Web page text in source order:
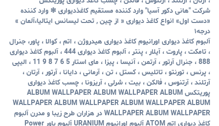
شرکت "هانی دکور آسیا" وارد کننده مستقیم کاغذدیواری ❇ وارد کننده
«دست اول» انواع کاغذ دیواری « از چین , تحت لیسانس ایتالیا،آلمان »
درجه۱
آلبوم کاغذ دیواری اورانیوم کاغذ دیواری هیدروژن ، اتم ، کوالا ، پاور، جنرال
، تامکت ، پاروت ، آیلار ، پنتر ، آلبوم کاغذ دیواری 444 ، آلبوم کاغذ دیواری
888 ، جنرال آرتور ، آرتمن ، آنیسا ، پیزا ، مای استار 5 6 7 8 9 11 ، الیپی
، پرنس ، تورنتو ، تاتلیس ، کستل ، تن ، آرمانی ، دایانا ، آرتور ، آرتان ،
آرتلند ، آرتنوس ، فالکن ، بیت ، شرلی ، آریزونا ، چسب کاغذ دیواری
پوریتکس ALBUM WALLPAPER ALBUM WALLPAPER ALBUM
WALLPAPER ALBUM WALLPAPER ALBUM WALLPAPER ALBUM
WALLPAPER ALBUM WALLPAPER در هزاران طرح زیبا و مدرن آلبوم